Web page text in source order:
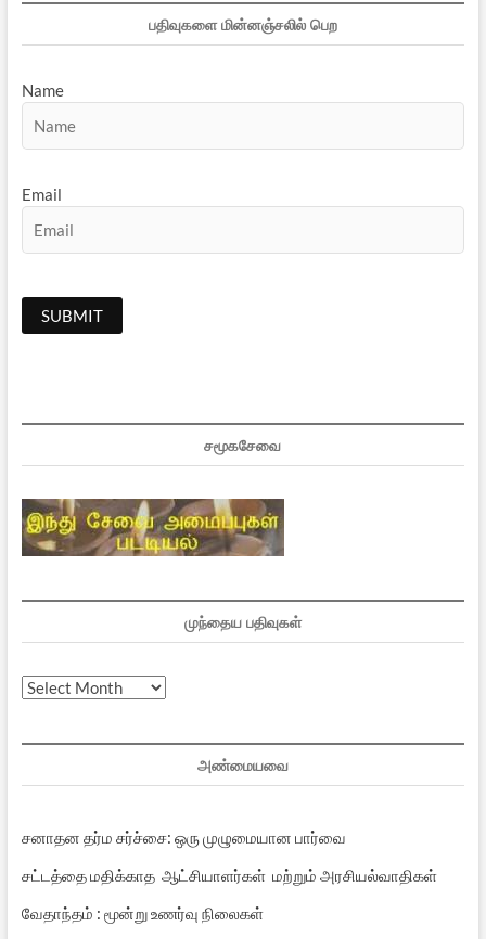
பதிவுகளை மின்னஞ்சலில் பெற
Name
Email
சமூகசேவை
முந்தைய பதிவுகள்
முந்தைய
அண்மையவை
சனாதன தர்ம சர்ச்சை: ஒரு முழுமையான பார்வை
சட்டத்தை மதிக்காத ஆட்சியாளர்கள் மற்றும் அரசியல்வாதிகள்
வேதாந்தம் : மூன்று உணர்வு நிலைகள்